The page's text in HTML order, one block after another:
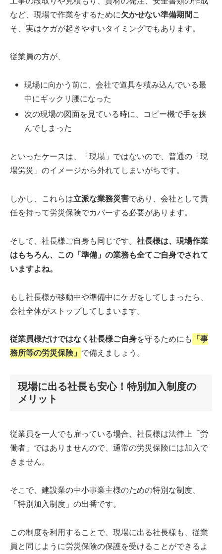
など、現場で作業をするために欠かせない準備期間こ
そ、実はケガが起きやすいタイミングでもあります。
従業員の方が、
現場に向かう前に、会社で道具を積み込んでいる最
中にギックリ腰になった
次の現場の図面を見ている時に、コピー機で手を挟
んでしまった
といったケースは、「現場」ではないので、普通の「現
場労災」のイメージから外れてしまいがちです。
しかし、これらは立派な業務災害であり、会社として責
任を持って労災保険でカバーする必要があります。
そして、社長様ご自身も同じです。 社長様は、現場作業
はもちろん、この「準備」の業務も全てご自身でされて
いますよね。
もし社長様が移動中や準備中にケガをしてしまったら、
会社全体がストップしてしまいます。
従業員様だけではなく社長様ご自身を守るためにも 「事
務所等の労災保険」 で備えましょう。
現場に出る社長も安心！特別加入制度の
メリット
従業員を一人でも雇っている場合、社長様は法律上「労
働者」ではありませんので、通常の労災保険には加入で
きません。
そこで、建設業の中小事業主様のための特別な制度、
「特別加入制度」の出番です。
この制度を利用することで、現場に出る社長様も、従業
員と同じように労災保険の保護を受けることができるよ